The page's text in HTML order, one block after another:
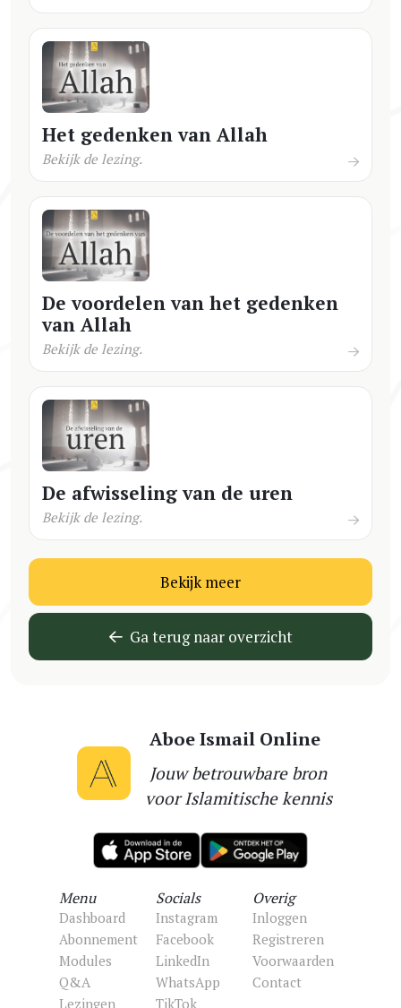
Het gedenken van Allah
Bekijk de lezing.
De voordelen van het gedenken
van Allah
Bekijk de lezing.
De afwisseling van de uren
Bekijk de lezing.
Bekijk meer
Ga terug naar overzicht
Aboe Ismail Online
Jouw betrouwbare bron
voor Islamitische kennis
Menu
Dashboard
Abonnement
Modules
Q&A
Lezingen
Socials
Instagram
Facebook
LinkedIn
WhatsApp
TikTok
Overig
Inloggen
Registreren
Voorwaarden
Contact